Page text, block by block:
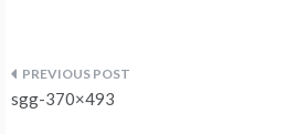
Navegação
sgg-370×493